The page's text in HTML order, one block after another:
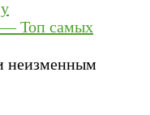
— Топ самых
неизменным